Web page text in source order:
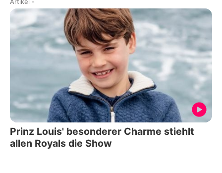
Artikel -
Prinz Louis' besonderer Charme stiehlt
allen Royals die Show